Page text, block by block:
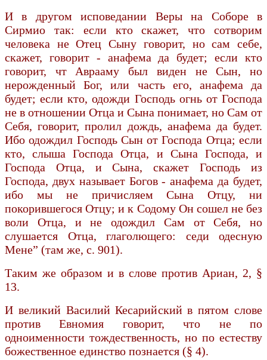
И в другом исповедании Веры на Соборе в
Сирмио так: если кто скажет, что сотворим
человека не Отец Сыну говорит, но сам себе,
скажет, говорит - анафема да будет; если кто
говорит, чт Аврааму был виден не Сын, но
нерожденный Бог, или часть его, анафема да
будет; если кто, одожди Господь огнь от Господа
не в отношении Отца и Сына понимает, но Сам от
Себя, говорит, пролил дождь, анафема да будет.
Ибо одождил Господь Сын от Господа Отца; если
кто, слыша Господа Отца, и Сына Господа, и
Господа Отца, и Сына, скажет Господь из
Господа, двух называет Богов - анафема да будет,
ибо мы не причисляем Сына Отцу, ни
покорившегося Отцу; и к Содому Он сошел не без
воли Отца, и не одождил Сам от Себя, но
слушается Отца, глаголющего: седи одесную
Мене” (там же, с. 901).
Таким же образом и в слове против Ариан, 2, §
13.
И великий Василий Кесарийский в пятом слове
против Евномия говорит, что не по
одноименности тождественность, но по естеству
божественное единство познается (§ 4).